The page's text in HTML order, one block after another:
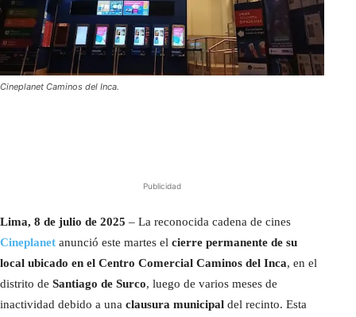
Cineplanet Caminos del Inca.
Publicidad
Lima, 8 de julio de 2025 – La reconocida cadena de cines
Cineplanet anunció este martes el cierre permanente de su
local ubicado en el Centro Comercial Caminos del Inca, en el
distrito de Santiago de Surco, luego de varios meses de
inactividad debido a una clausura municipal del recinto. Esta